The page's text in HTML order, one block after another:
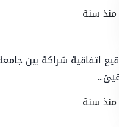
شراكة بين جامعة دنقلا